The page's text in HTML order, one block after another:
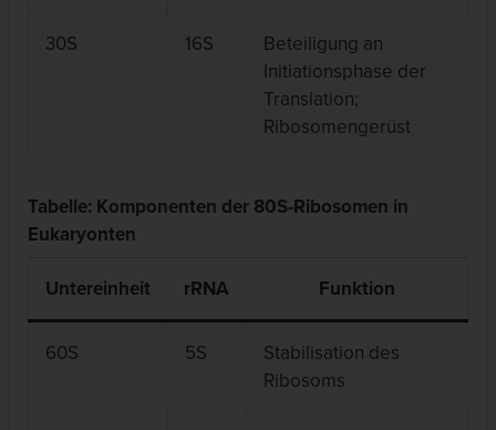
30S 16S
Beteiligung an
Initiationsphase der
Translation;
Ribosomengerüst
Tabelle: Komponenten der 80S-Ribosomen in
Eukaryonten
Untereinheit rRNA Funktion
60S 5S
Stabilisation des
Ribosoms